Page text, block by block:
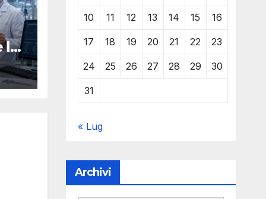
la
10 11 12 13 14 15 16
17 18 19 20 21 22 23
24 25 26 27 28 29 30
31
« Lug
Archivi